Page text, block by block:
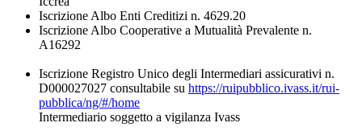
Iscrizione Albo Enti Creditizi n. 4629.20
Iscrizione Albo Cooperative a Mutualità Prevalente n.
A16292
Iscrizione Registro Unico degli Intermediari assicurativi n.
D000027027 consultabile su https://ruipubblico.ivass.it/rui-
pubblica/ng/#/home
Intermediario soggetto a vigilanza Ivass